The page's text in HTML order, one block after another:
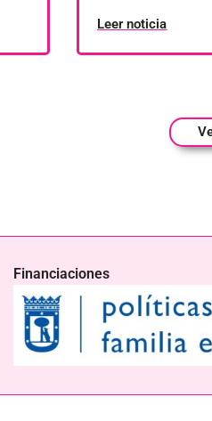
Leer noticia
Financiaciones